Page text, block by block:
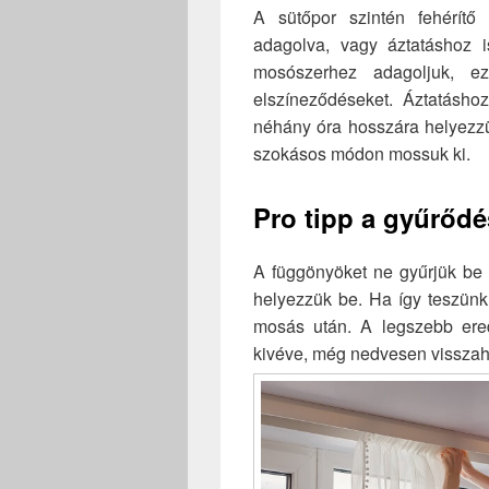
A sütőpor szintén fehérítő
adagolva, vagy
mosószerhez adagoljuk,
elszíneződéseket.
néhány óra hosszára
szokásos módon mossuk ki.
Pro tipp a
A függönyöket ne gyűrjük
helyezzük be. Ha így
mosás után. A legszebb
kivéve, még nedvesen